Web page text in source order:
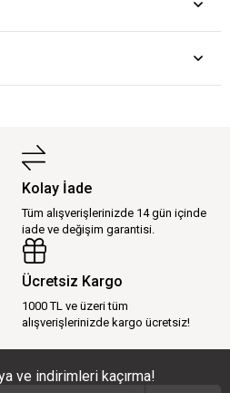
Kolay İade
Tüm alışverişlerinizde 14 gün içinde
iade ve değişim garantisi.
Ücretsiz Kargo
1000 TL ve üzeri tüm
alışverişlerinizde kargo ücretsiz!
ve indirimleri kaçırma!